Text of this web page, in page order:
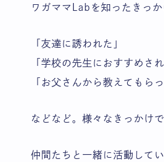
ワガママLabを知ったきっ
「友達に誘われた」
「学校の先生におすすめされ
「お父さんから教えてもらっ
などなど。様々なきっかけ
仲間たちと一緒に活動して